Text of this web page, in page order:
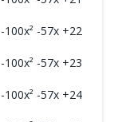
-57x +22
-57x +23
-57x +24